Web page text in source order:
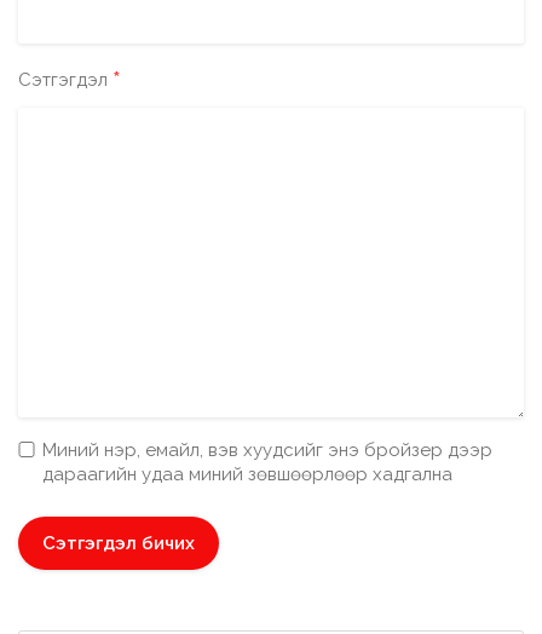
Сэтгэгдэл *
Миний нэр, емайл, вэв хуудсийг энэ бройзер дээр
дараагийн удаа миний зөвшөөрлөөр хадгална